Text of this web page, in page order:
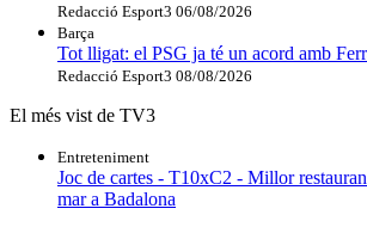
Redacció Esport3 06/08/2026
Barça
Tot lligat: el PSG ja té un acord amb
Redacció Esport3 08/08/2026
El més vist de TV3
Entreteniment
Joc de cartes - T10xC2 - Millor
mar a Badalona